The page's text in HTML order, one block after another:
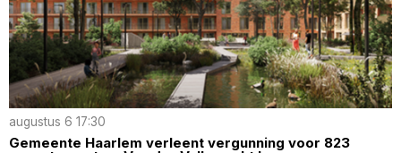
augustus 6 17:30
Gemeente Haarlem verleent vergunning voor 823